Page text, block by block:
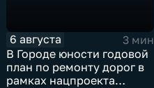
6 августа
3 мин
В Городе юности годовой
план по ремонту дорог в
рамках нацпроекта